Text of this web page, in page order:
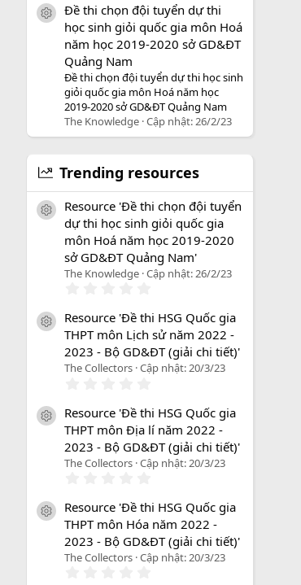
icon tài liệu
Đề thi chọn đội tuyển dự thi
học sinh giỏi quốc gia môn Hoá
năm học 2019-2020 sở GD&ĐT
Quảng Nam
Đề thi chọn đội tuyển dự thi học sinh
giỏi quốc gia môn Hoá năm học
2019-2020 sở GD&ĐT Quảng Nam
The Knowledge Cập nhật: 26/2/23
Trending resources
icon tài liệu
Resource 'Đề thi chọn đội tuyển
dự thi học sinh giỏi quốc gia
môn Hoá năm học 2019-2020
sở GD&ĐT Quảng Nam'
The Knowledge Cập nhật:26/2/23
0
0
s
a
o
icon tài liệu
Resource 'Đề thi HSG Quốc gia
THPT môn Lịch sử năm 2022 -
2023 - Bộ GD&ĐT (giải chi tiết)'
The Collectors Cập nhật:20/3/23
0
0
s
a
o
icon tài liệu
Resource 'Đề thi HSG Quốc gia
THPT môn Địa lí năm 2022 -
2023 - Bộ GD&ĐT (giải chi tiết)'
The Collectors Cập nhật: 20/3/23
0
0
s
a
o
icon tài liệu
Resource 'Đề thi HSG Quốc gia
THPT môn Hóa năm 2022 -
2023 - Bộ GD&ĐT (giải chi tiết)'
The Collectors Cập nhật:20/3/23